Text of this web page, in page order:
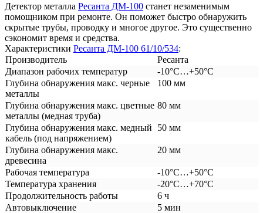
Детектор металла Ресанта ДМ-100 станет незаменимым
помощником при ремонте. Он поможет быстро обнаружить
скрытые трубы, проводку и многое другое. Это существенно
сэкономит время и средства.
Характеристики Ресанта ДМ-100 61/10/534:
Производитель
Ресанта
Диапазон рабочих температур
-10°C…+50°C
Глубина обнаружения макс. черные
металлы
100 мм
Глубина обнаружения макс. цветные
металлы (медная труба)
80 мм
Глубина обнаружения макс. медный
кабель (под напряжением)
50 мм
Глубина обнаружения макс.
древесина
20 мм
Рабочая температура
-10°C…+50°C
Температура хранения
-20°C…+70°C
Продолжительность работы
6 ч
Автовыключение
5 мин